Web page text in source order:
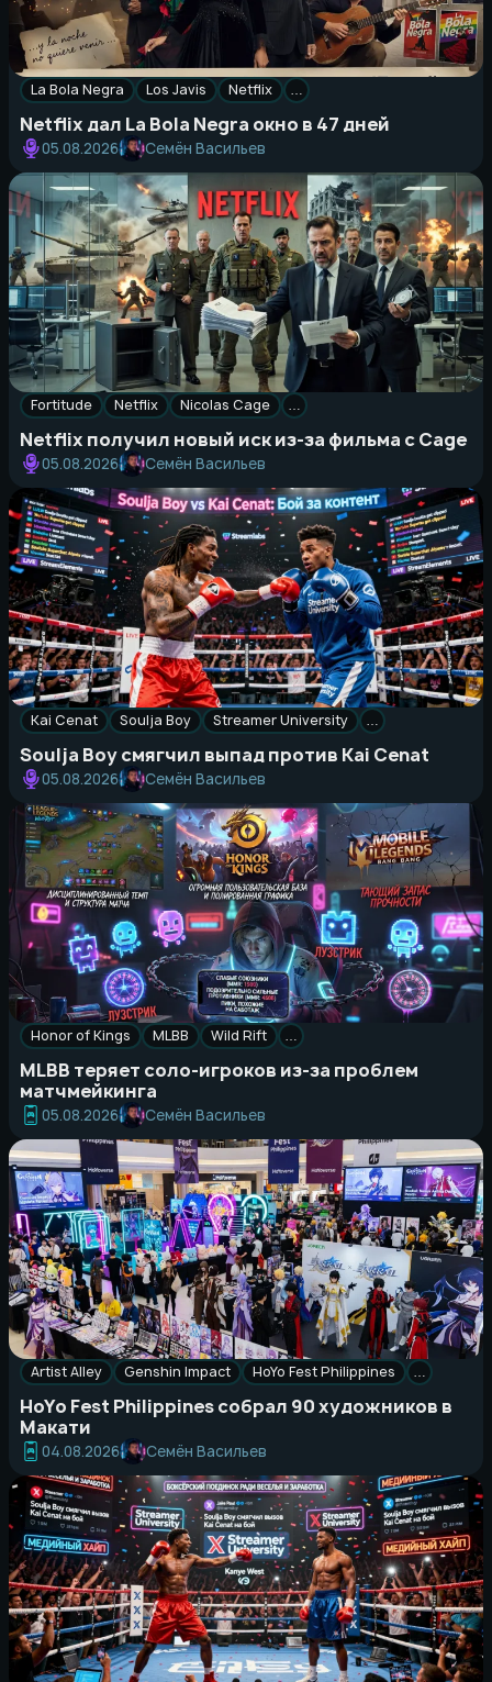
La Bola Negra Los Javis Netflix …
Netflix дал La Bola Negra окно в 47 дней
05.08.2026 Семён Васильев
Fortitude Netflix Nicolas Cage …
Netflix получил новый иск из-за фильма с Cage
05.08.2026 Семён Васильев
Kai Cenat Soulja Boy Streamer University …
Soulja Boy смягчил выпад против Kai Cenat
05.08.2026 Семён Васильев
Honor of Kings MLBB Wild Rift …
MLBB теряет соло-игроков из-за проблем
матчмейкинга
05.08.2026 Семён Васильев
Artist Alley Genshin Impact HoYo Fest Philippines …
HoYo Fest Philippines собрал 90 художников в
Макати
04.08.2026 Семён Васильев